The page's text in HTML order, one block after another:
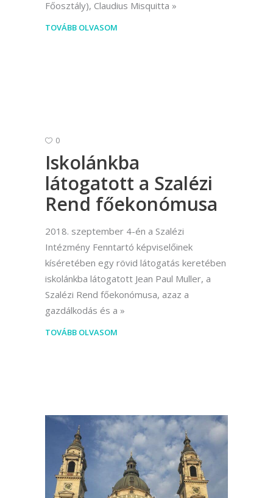
Főosztály), Claudius Misquitta
TOVÁBB OLVASOM
0
Iskolánkba
látogatott a Szalézi
Rend főekonómusa
2018. szeptember 4-én a Szalézi
Intézmény Fenntartó képviselőinek
kíséretében egy rövid látogatás keretében
iskolánkba látogatott Jean Paul Muller, a
Szalézi Rend főekonómusa, azaz a
gazdálkodás és a
TOVÁBB OLVASOM